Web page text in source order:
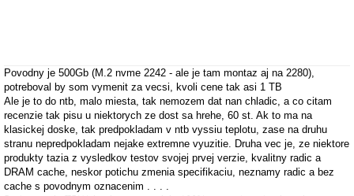
Povodny je 500Gb (M.2 nvme 2242 - ale je tam montaz aj na 2280),
potreboval by som vymenit za vecsi, kvoli cene tak asi 1 TB
Ale je to do ntb, malo miesta, tak nemozem dat nan chladic, a co citam
recenzie tak pisu u niektorych ze dost sa hrehe, 60 st. Ak to ma na
klasickej doske, tak predpokladam v ntb vyssiu teplotu, zase na druhu
stranu nepredpokladam nejake extremne vyuzitie. Druha vec je, ze niektore
produkty tazia z vysledkov testov svojej prvej verzie, kvalitny radic a
DRAM cache, neskor potichu zmenia specifikaciu, neznamy radic a bez
cache s povodnym oznacenim . . . .